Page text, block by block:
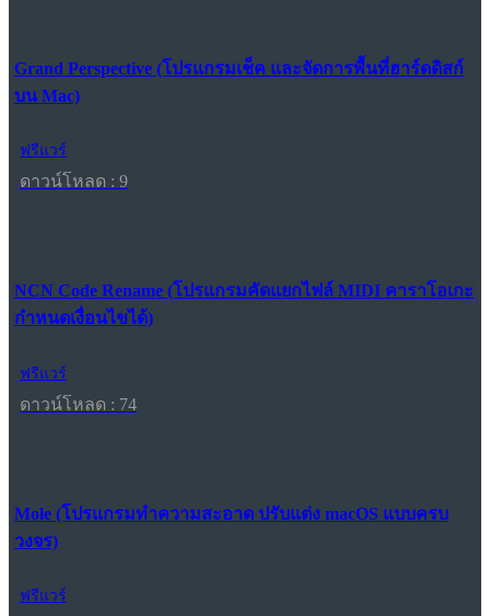
Grand Perspective (โปรแกรมเช็ค และจัดการพื้นที่ฮาร์ดดิสก์
บน Mac)
ฟรีแวร์
ดาวน์โหลด : 9
NCN Code Rename (โปรแกรมคัดแยกไฟล์ MIDI คาราโอเกะ
กำหนดเงื่อนไขได้)
ฟรีแวร์
ดาวน์โหลด : 74
Mole (โปรแกรมทำความสะอาด ปรับแต่ง macOS แบบครบ
วงจร)
ฟรีแวร์